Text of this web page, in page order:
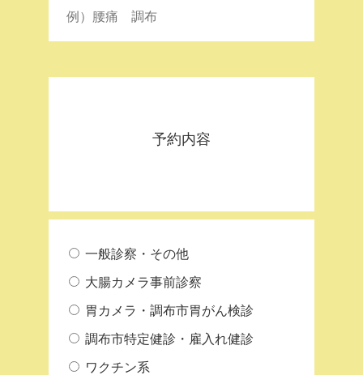
予約内容
一般診察・その他
大腸カメラ事前診察
胃カメラ・調布市胃がん検診
調布市特定健診・雇入れ健診
ワクチン系